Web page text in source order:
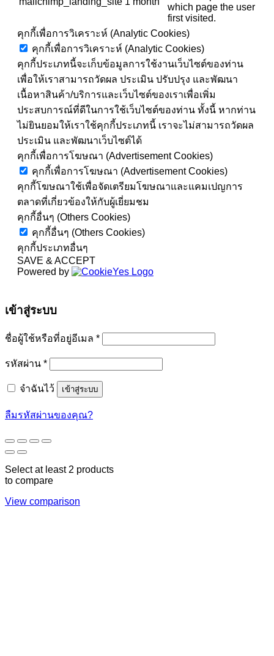
which page the user
first visited.
คุกกี้เพื่อการวิเคราะห์ (Analytic Cookies)
คุกกี้เพื่อการวิเคราะห์ (Analytic Cookies)
คุกกี้ประเภทนี้จะเก็บข้อมูลการใช้งานเว็บไซต์ของท่าน
เพื่อให้เราสามารถวัดผล ประเมิน ปรับปรุง และพัฒนา
เนื้อหาสินค้า/บริการและเว็บไซต์ของเราเพื่อเพิ่ม
ประสบการณ์ที่ดีในการใช้เว็บไซต์ของท่าน ทั้งนี้ หากท่าน
ไม่ยินยอมให้เราใช้คุกกี้ประเภทนี้ เราจะไม่สามารถวัดผล
ประเมิน และพัฒนาเว็บไซต์ได้
คุกกี้เพื่อการโฆษณา (Advertisement Cookies)
คุกกี้เพื่อการโฆษณา (Advertisement Cookies)
คุกกี้โฆษณาใช้เพื่อจัดเตรียมโฆษณาและแคมเปญการ
ตลาดที่เกี่ยวข้องให้กับผู้เยี่ยมชม
คุกกี้อื่นๆ (Others Cookies)
คุกกี้อื่นๆ (Others Cookies)
คุกกี้ประเภทอื่นๆ
SAVE & ACCEPT
Powered by
เข้าสู่ระบบ
ชื่อผู้ใช้หรือที่อยู่อีเมล *ต้องการ
รหัสผ่าน *ต้องการ
จำฉันไว้ เข้าสู่ระบบ
ลืมรหัสผ่านของคุณ?
Select at least 2 products
to compare
View comparison